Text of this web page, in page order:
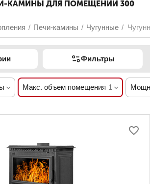
КАМИНЫ ДЛЯ ПОМЕЩЕНИЙ 300
/ Печи-камины / Чугунные /
Фильтры
Макс. объем помещения 1